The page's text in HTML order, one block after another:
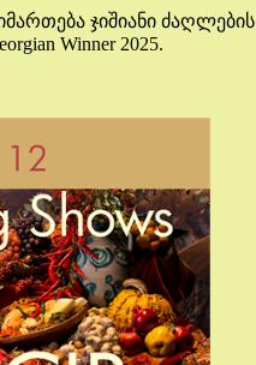
ჯიშიანი ძაღლების
Winner 2025.